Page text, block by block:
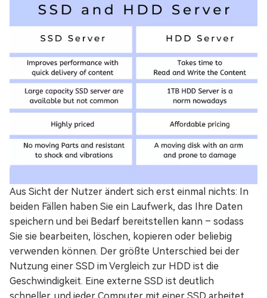
Aus Sicht der Nutzer ändert sich erst einmal nichts: In
beiden Fällen haben Sie ein Laufwerk, das Ihre Daten
speichern und bei Bedarf bereitstellen kann – sodass
Sie sie bearbeiten, löschen, kopieren oder beliebig
verwenden können. Der größte Unterschied bei der
Nutzung einer SSD im Vergleich zur HDD ist die
Geschwindigkeit. Eine externe SSD ist deutlich
schneller, und jeder Computer mit einer SSD arbeitet